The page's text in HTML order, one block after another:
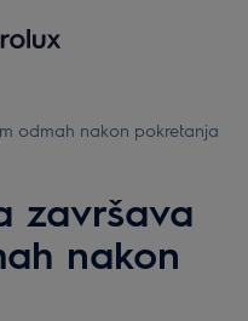
odmah nakon pokretanja
završava
nakon